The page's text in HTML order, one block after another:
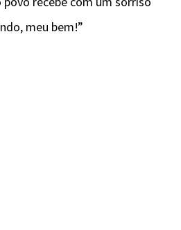
meu bem!”